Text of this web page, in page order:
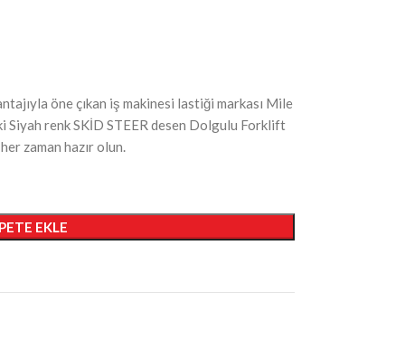
öne çıkan iş makinesi lastiği markası Mile
Siyah renk SKİD STEER desen Dolgulu Forklift
zaman hazır olun.
EKLE